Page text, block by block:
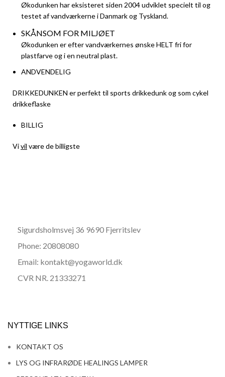
​Økodunken har eksisteret siden 2004 udviklet specielt til og
testet af vandværkerne i Danmark og Tyskland.
SKÅNSOM FOR MILJØET
​Økodunken er efter vandværkernes ønske HELT fri for
plastfarve og i en neutral plast.
ANDVENDELIG
DRIKKEDUNKEN er perfekt til sports drikkedunk og som cykel
drikkeflaske
BILLIG
Vivil være de billigste
Sigurdsholmsvej 36 9690 Fjerritslev
Phone: 20808080
Email: kontakt@yogaworld.dk
CVR NR. 21333271
NYTTIGE LINKS
KONTAKT OS
LYS OG INFRARØDE HEALINGS LAMPER